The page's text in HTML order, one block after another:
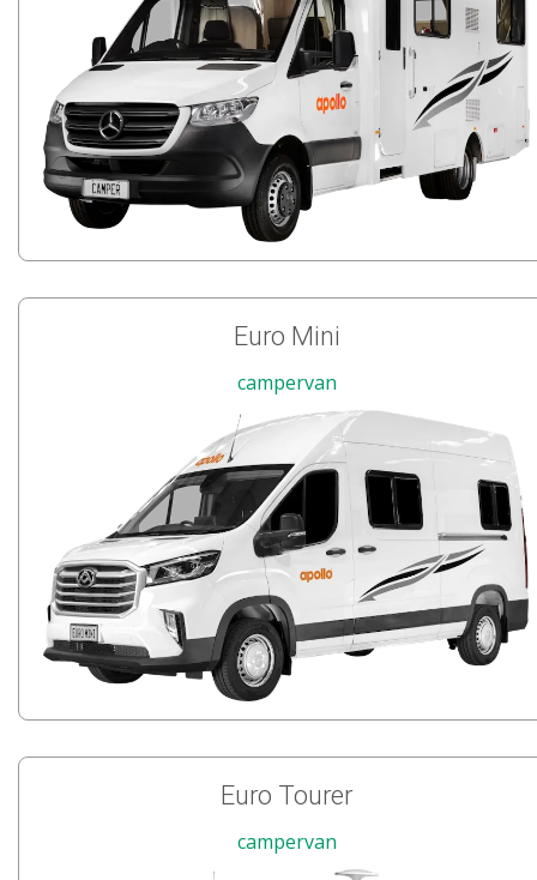
Euro Mini
campervan
Euro Tourer
campervan